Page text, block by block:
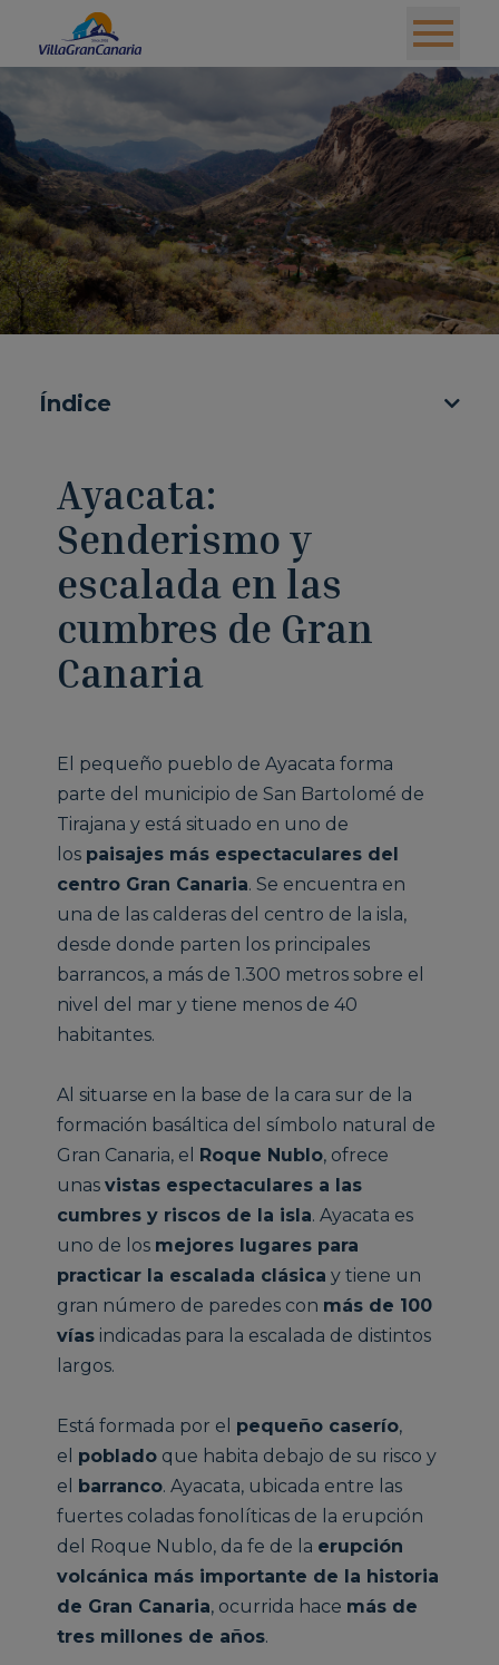
Índice
Ayacata:
Senderismo y
escalada en las
cumbres de Gran
Canaria
El pequeño pueblo de Ayacata forma
parte del municipio de San Bartolomé de
Tirajana y está situado en uno de
los paisajes más espectaculares del
centro Gran Canaria. Se encuentra en
una de las calderas del centro de la isla,
desde donde parten los principales
barrancos, a más de 1.300 metros sobre el
nivel del mar y tiene menos de 40
habitantes.
Al situarse en la base de la cara sur de la
formación basáltica del símbolo natural de
Gran Canaria, el Roque Nublo, ofrece
unasvistas espectaculares a las
cumbres y riscos de la isla. Ayacata es
uno de los mejores lugares para
practicar la escalada clásica y tiene un
gran número de paredes con más de 100
vías indicadas para la escalada de distintos
largos.
Está formada por el pequeño caserío,
el poblado que habita debajo de su risco y
el barranco. Ayacata, ubicada entre las
fuertes coladas fonolíticas de la erupción
del Roque Nublo, da fe de la erupción
volcánica más importante de la historia
de Gran Canaria, ocurrida hace más de
tres millones de años.